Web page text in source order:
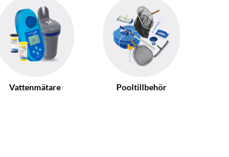
Vattenmätare Pooltillbehör